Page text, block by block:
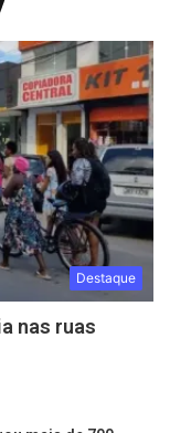
Destaque
nas ruas